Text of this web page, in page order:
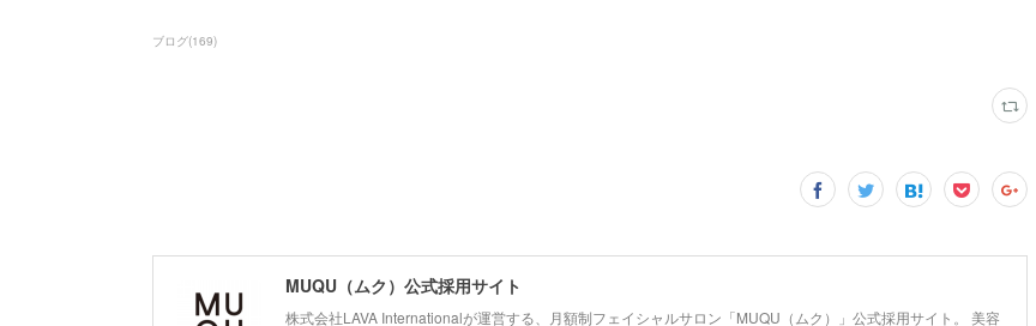
ブログ(169)
MUQU（ムク）公式採用サイト
株式会社LAVA Internationalが運営する、月額制フェイシャルサロン「MUQU（ムク）」公式採用サイト。 美容